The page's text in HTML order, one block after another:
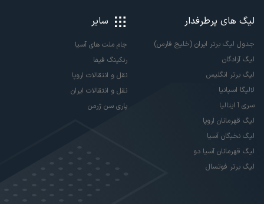
لیگ های پرطرفدار
جدول لیگ برتر ایران (خلیج فارس)
لیگ آزادگان
لیگ برتر انگلیس
لالیگا اسپانیا
سری آ ایتالیا
لیگ قهرمانان اروپا
لیگ نخبگان آسیا
لیگ قهرمانان آسیا دو
لیگ برتر فوتسال
سایر
جام ملت های آسیا
رنکینگ فیفا
نقل و انتقالات اروپا
نقل و انتقالات ایران
پاری سن ژرمن